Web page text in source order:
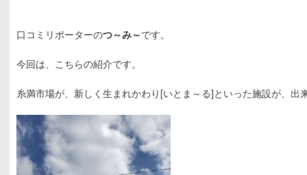
口コミリポーターのつ～み～です。
今回は、こちらの紹介です。
糸満市場が、新しく生まれかわり[いとま～る]といった施設が、出